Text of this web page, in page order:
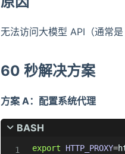
无法访问大模型 API（通常
60 秒解决方案
方案 A：配置系统代理
BASH
export HTTP_PROXY=